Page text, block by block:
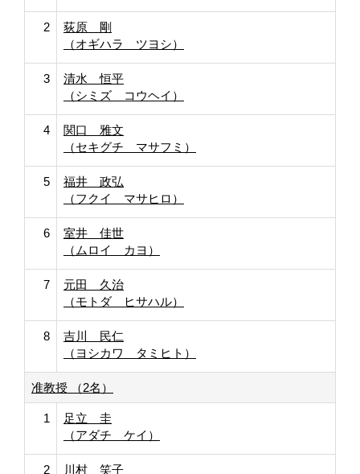
2
荻原 剛
（オギハラ ツヨシ）
3
清水 恒平
（シミズ コウヘイ）
4
関口 雅文
（セキグチ マサフミ）
5
福井 政弘
（フクイ マサヒロ）
6
室井 佳世
（ムロイ カヨ）
7
元田 久治
（モトダ ヒサハル）
8
吉川 民仁
（ヨシカワ タミヒト）
准教授 （2名）
1
足立 圭
（アダチ ケイ）
2 川村 笑子